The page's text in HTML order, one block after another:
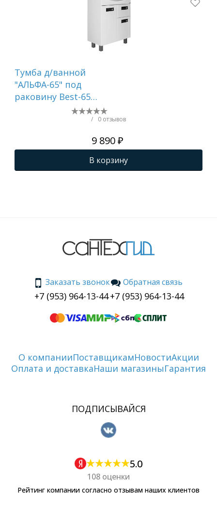
Тумба д/ванной
"АЛЬФА-65" под
раковину Best-65
(Sanita Lux) (ПВХ)
/ 0 отзывов
9 890 ₽
В корзину
Заказать звонок
+7 (953) 964-13-44
Обратная связь
+7 (953) 964-13-44
О компанииПоставщикамНовостиАкции
Оплата и доставкаНаши магазиныГарантия
ПОДПИСЫВАЙСЯ
5.0
108 оценки
Рейтинг компании согласно отзывам наших клиентов